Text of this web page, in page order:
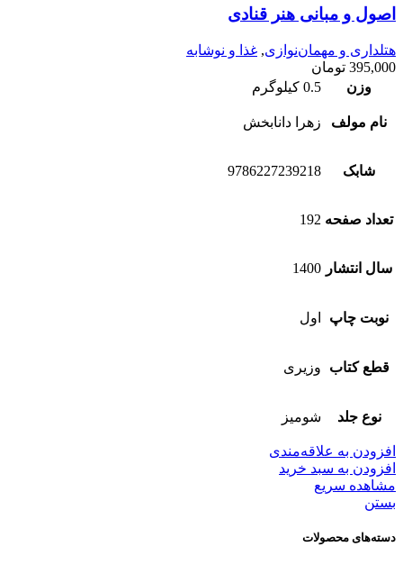
اصول و مبانی هنر قنادی
هتلداری و مهمان‌نوازی, غذا و نوشابه
395,000 تومان
وزن
0.5 کیلوگرم
نام مولف زهرا دانابخش
شابک 9786227239218
تعداد صفحه 192
سال انتشار 1400
نوبت چاپ اول
قطع کتاب وزیری
نوع جلد شومیز
افزودن به علاقه‌مندی
افزودن به سبد خرید
مشاهده سریع
بستن
دسته‌های محصولات